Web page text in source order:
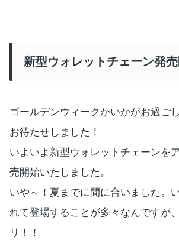
新型ウォレットチェーン発
ゴールデンウィークかいかがお過ご
お待たせしました！
いよいよ新型ウォレットチェーンを
売開始いたしました。
いや～！夏までに間に合いました。
れて登場することが多々なんですが
リ！！